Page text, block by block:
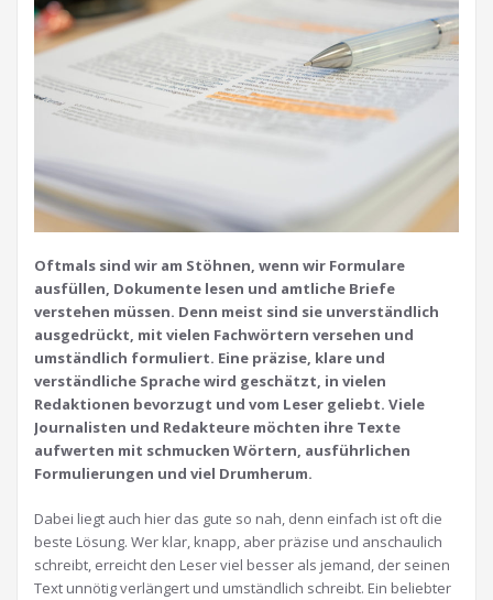
Oftmals sind wir am Stöhnen, wenn wir Formulare
ausfüllen, Dokumente lesen und amtliche Briefe
verstehen müssen. Denn meist sind sie unverständlich
ausgedrückt, mit vielen Fachwörtern versehen und
umständlich formuliert. Eine präzise, klare und
verständliche Sprache wird geschätzt, in vielen
Redaktionen bevorzugt und vom Leser geliebt. Viele
Journalisten und Redakteure möchten ihre Texte
aufwerten mit schmucken Wörtern, ausführlichen
Formulierungen und viel Drumherum.
Dabei liegt auch hier das gute so nah, denn einfach ist oft die
beste Lösung. Wer klar, knapp, aber präzise und anschaulich
schreibt, erreicht den Leser viel besser als jemand, der seinen
Text unnötig verlängert und umständlich schreibt. Ein beliebter